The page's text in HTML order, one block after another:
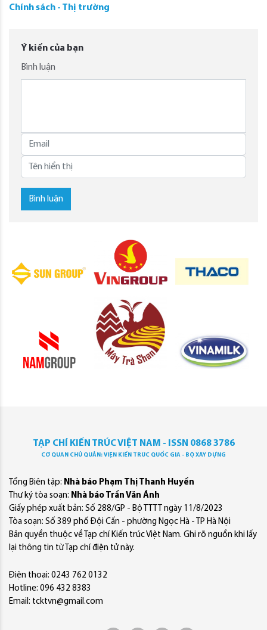
Chính sách - Thị trường
Ý kiến của bạn
Bình luận
Bình luận
TẠP CHÍ KIẾN TRÚC VIỆT NAM - ISSN 0868 3786
CƠ QUAN CHỦ QUẢN: VIỆN KIẾN TRÚC QUỐC GIA - BỘ XÂY DỰNG
Tổng Biên tập: Nhà báo Phạm Thị Thanh Huyền
Thư ký tòa soạn: Nhà báo Trần Văn Ánh
Giấy phép xuất bản: Số 288/GP - Bộ TTTT ngày 11/8/2023
Tòa soạn: Số 389 phố Đội Cấn - phường Ngọc Hà - TP Hà Nội
Bản quyền thuộc về Tạp chí Kiến trúc Việt Nam. Ghi rõ nguồn khi lấy
lại thông tin từ Tạp chí điện tử này.
Điện thoại: 0243 762 0132
Hotline: 096 432 8383
Email: tcktvn@gmail.com